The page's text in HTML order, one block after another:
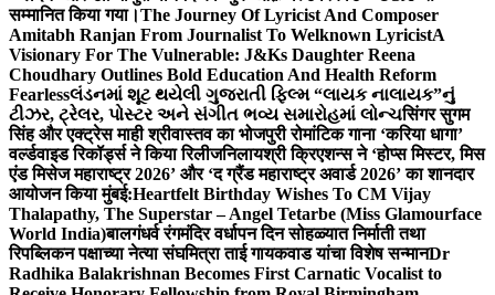
सम्मानित किया गया।The Journey Of Lyricist And Composer
Amitabh Ranjan From Journalist To Welknown LyricistA
Visionary For The Vulnerable: J&Ks Daughter Reena
Choudhary Outlines Bold Education And Health Reform
Fearlessલંડનમાં શૂટ થયેલી ગુજરાતી ફિલ્મ “લાયક નાલાયક”નું
ટીઝર, ટ્રેલર, પોસ્ટર અને સંગીત ભવ્ય સમારોહમાં લોન્ચसिंगर सुगम
सिंह और एक्ट्रेस माही श्रीवास्तव का भोजपुरी रोमांटिक गाना ‘करिया धागा’
वर्ल्डवाइड रिकॉर्ड्स ने किया रिलीजनिलायश्री क्रिएशन्स ने ‘होप्स मिस्टर, मिस
एंड मिसेज महाराष्ट्र 2026’ और ‘द ग्रैंड महाराष्ट्र अवार्ड 2026’ का शानदार
आयोजन किया मुंबई:Heartfelt Birthday Wishes To CM Vijay
Thalapathy, The Superstar – Angel Tetarbe (Miss Glamourface
World India)बालगंधर्व रंगमंदिर वर्धापन दिन सोहळ्यात निर्माती तथा
रिपब्लिकन पक्षाच्या नेत्या संघमित्रा ताई गायकवाड यांचा विशेष सन्मानDr
Radhika Balakrishnan Becomes First Carnatic Vocalist to